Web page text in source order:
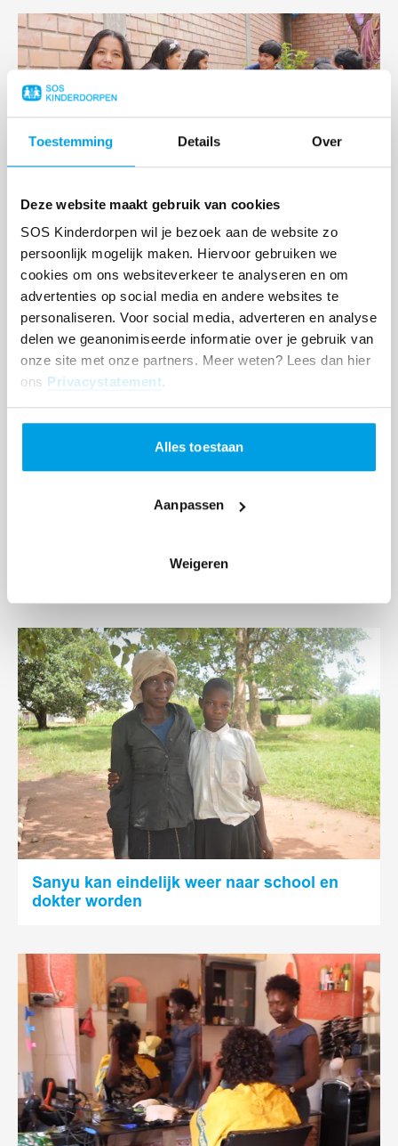
Toestemming Details Over
Deze website maakt gebruik van cookies
SOS Kinderdorpen wil je bezoek aan de website zo
persoonlijk mogelijk maken. Hiervoor gebruiken we
cookies om ons websiteverkeer te analyseren en om
advertenties op social media en andere websites te
personaliseren. Voor social media, adverteren en analyse
delen we geanonimiseerde informatie over je gebruik van
onze site met onze partners. Meer weten? Lees dan hier
ons Privacystatement.
Alles toestaan
Aanpassen
Weigeren
Moeder Dina
Lees
meer
Lees
Sanyu kan eindelijk weer naar school en
dokter worden
Lees
meer
Lees
meer